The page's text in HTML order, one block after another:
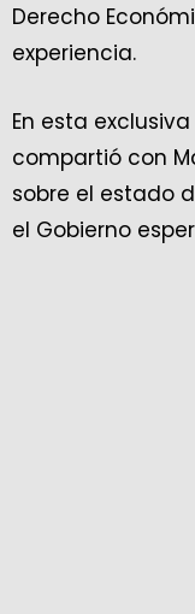
Derecho
experiencia.
En esta
compartió con
sobre el estado
el Gobierno